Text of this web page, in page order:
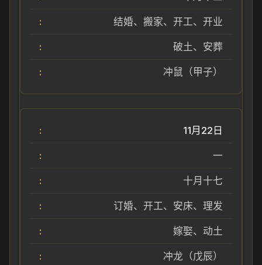
结婚、搬家、开工、开业
破土、安葬
冲鼠（甲子）
11月22日
一
十月十七
订婚、开工、安床、理发
嫁娶、动土
冲龙（戊辰）